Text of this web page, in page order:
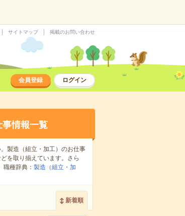
サイトマップ 掲載のお問い合わせ
会員登録 ログイン
情報一覧
製造（組立・加工）のお仕事
を取り揃えています。さら
種辞典： 製造（組立・加
新着順